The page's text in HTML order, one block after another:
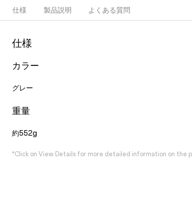
仕様 製品説明 よくある質問
仕様
カラー
グレー
重量
約552g
*Click on View Details for more detailed information on the